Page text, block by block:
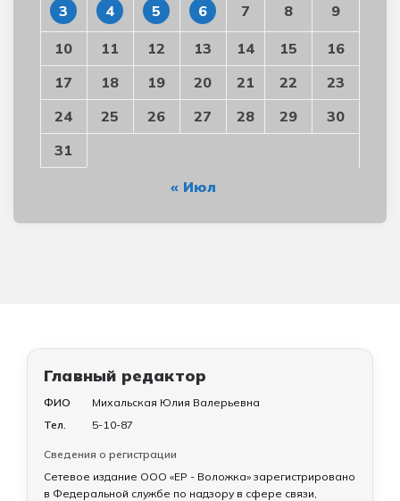
3 4 5 6 7 8 9
10 11 12 13 14 15
16
17
18 19 20 21 22
23
24
25 26 27 28 29
30
31
« Июл
Главный редактор
ФИО
Михальская Юлия Валерьевна
Тел.
5-10-87
Сведения о регистрации
Сетевое издание ООО «ЕР - Воложка» зарегистрировано
в Федеральной службе по надзору в сфере связи,